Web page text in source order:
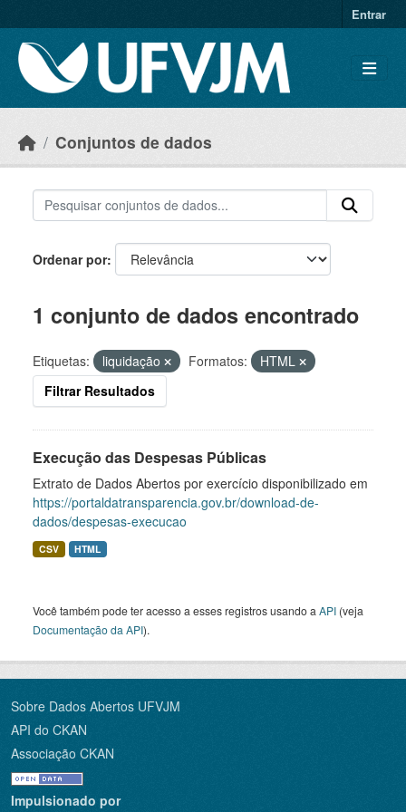
Entrar
Conjuntos de dados
Ordenar por
1 conjunto de dados encontrado
Etiquetas: liquidação Formatos:
HTML
Filtrar Resultados
Execução das Despesas Públicas
Extrato de Dados Abertos por exercício disponibilizado em
https://portaldatransparencia.gov.br/download-de-
dados/despesas-execucao
CSV HTML
Você também pode ter acesso a esses registros usando a API (veja
Documentação da API).
Sobre Dados Abertos UFVJM
API do CKAN
Associação CKAN
Impulsionado por